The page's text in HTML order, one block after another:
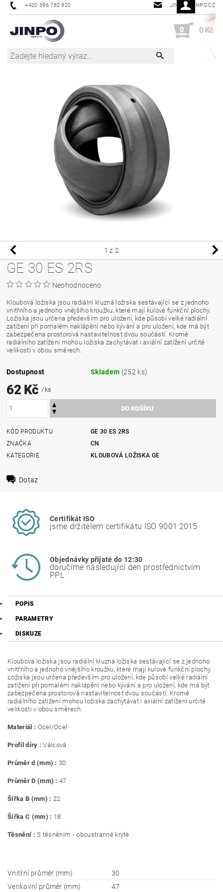
+420 596 782 920 JINPO@JINPO.CZ
0 0 Kč
1 z 2
GE 30 ES 2RS
Neohodnoceno
Kloubová ložiska jsou radiální kluzná ložiska sestávající se z jednoho
vnitřního a jednoho vnějšího kroužku, které mají kulové funkční plochy.
Ložiska jsou určena především pro uložení, kde působí velké radiální
zatížení při pomalém naklápění nebo kývání a pro uložení, kde má být
zabezpečena prostorová nastavitelnost dvou součástí. Kromě
radiálního zatížení mohou ložiska zachytávat i axiální zatížení určité
velikosti v obou směrech.
Dostupnost Skladem (252 ks)
62 Kč/ ks
KÓD PRODUKTU
GE 30 ES 2RS
ZNAČKA
CN
KATEGORIE
KLOUBOVÁ LOŽISKA GE
Dotaz
Certifikát ISO
jsme držitelem certifikátu ISO 9001:2015
Objednávky přijaté do 12:30
doručíme následující den prostřednictvím
PPL
POPIS
PARAMETRY
DISKUZE
Kloubová ložiska jsou radiální kluzná ložiska sestávající se z jednoho
vnitřního a jednoho vnějšího kroužku, které mají kulové funkční plochy.
Ložiska jsou určena především pro uložení, kde působí velké radiální
zatížení při pomalém naklápění nebo kývání a pro uložení, kde má být
zabezpečena prostorová nastavitelnost dvou součástí. Kromě
radiálního zatížení mohou ložiska zachytávat i axiální zatížení určité
velikosti v obou směrech.
Materiál : Ocel/Ocel
Profil díry : Válcová
Průměr d (mm) :30
Průměr D (mm) :47
Šířka B (mm) : 22
Šířka C (mm) : 18
Těsnění : S těsněním - oboustranně kryté
Vnitřní průměr (mm)
30
Venkovní průměr (mm)
47